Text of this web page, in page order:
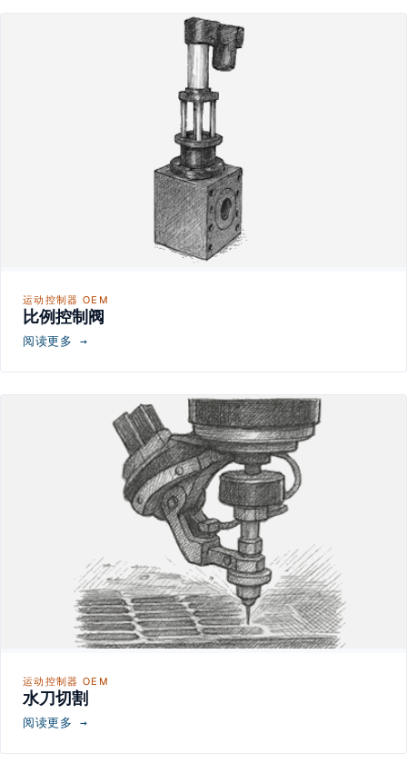
运动控制器 OEM
比例控制阀
阅读更多 →
运动控制器 OEM
水刀切割
阅读更多 →